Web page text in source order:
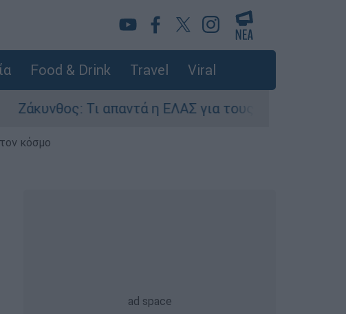
Food & Drink Travel Viral
Τι απαντά η ΕΛΑΣ για τους 8 βιασμούς
κόσμο